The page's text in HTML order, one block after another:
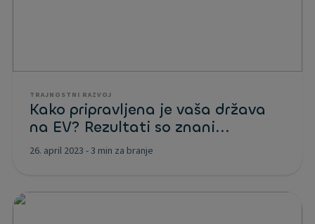
TRAJNOSTNI RAZVOJ
Kako pripravljena je vaša država
na EV? Rezultati so znani...
26. april 2023 -3 min za branje